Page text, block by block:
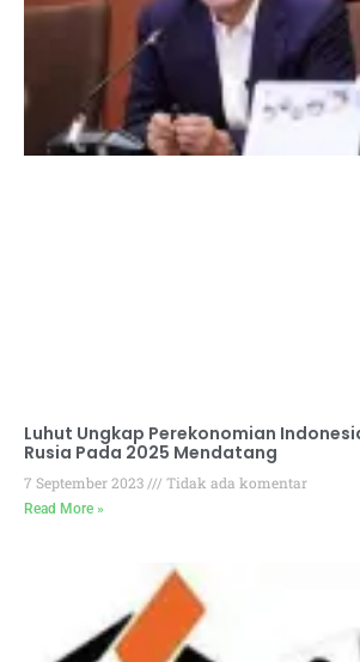
Luhut Ungkap Perekonomian
Rusia Pada 2025 Mendatang
7 September 2023 Tidak ada komentar
Read More »